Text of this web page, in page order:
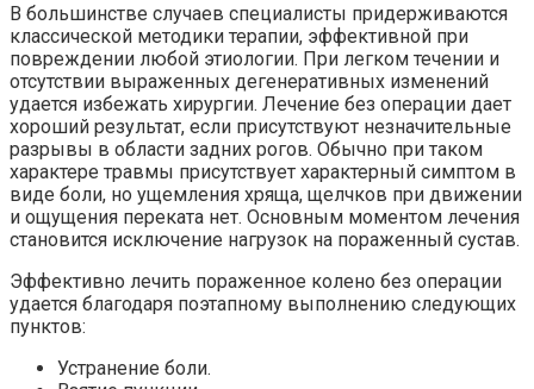
В большинстве случаев специалисты придерживаются
классической методики терапии, эффективной при
повреждении любой этиологии. При легком течении и
отсутствии выраженных дегенеративных изменений
удается избежать хирургии. Лечение без операции дает
хороший результат, если присутствуют незначительные
разрывы в области задних рогов. Обычно при таком
характере травмы присутствует характерный симптом в
виде боли, но ущемления хряща, щелчков при движении
и ощущения переката нет. Основным моментом лечения
становится исключение нагрузок на пораженный сустав.
Эффективно лечить пораженное колено без операции
удается благодаря поэтапному выполнению следующих
пунктов:
Устранение боли.